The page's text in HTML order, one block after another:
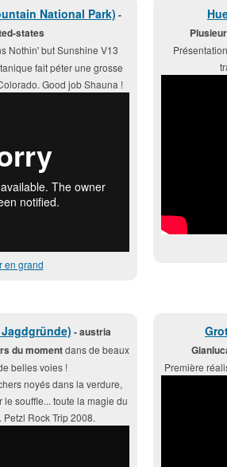
National Park) -
states
Nothin' but Sunshine V13
fait péter une grosse
Good job Shauna !
en grand
- austria
du momentdans de beaux
belles voies !
noyés dans la verdure,
souffle... toute la magie du
Rock Trip 2008.
Première